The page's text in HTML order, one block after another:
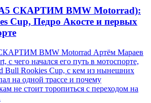
СКАРТИМ BMW Motorrad):
Cup, Педро Акосте и первых
BMW Motorrad Артём Мараев
с чего начался его путь в мотоспорте,
Bull Rookies Cup, с кем из нынешних
на одной трассе и почему
не стоит торопиться с переходом на